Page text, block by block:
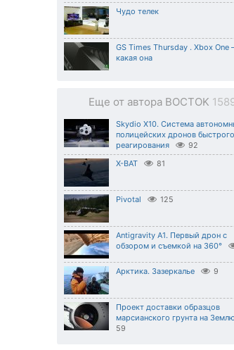
Чудо телек
GS Times Thursday . Xbox One
какая она
Еще от автора BOCTOK
Skydio X10. Система
полицейских дронов быстрого
реагирования
92
X-BAT 81
Pivotal 125
Antigravity A1. Первый дрон с
обзором и съемкой на 360°
Арктика. Зазеркалье 9
Проект доставки образцов
марсианского грунта на
59